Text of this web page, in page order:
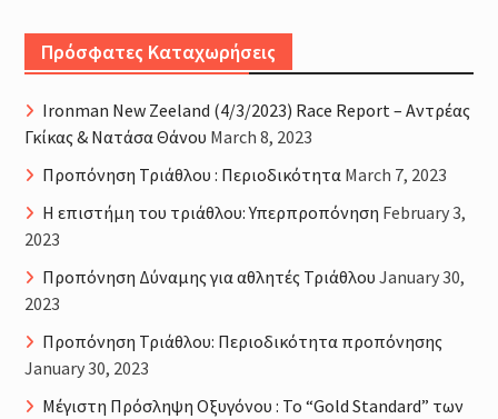
Πρόσφατες Καταχωρήσεις
Ironman New Zeeland (4/3/2023) Race Report – Αντρέας
Γκίκας & Νατάσα Θάνου March 8, 2023
Προπόνηση Τριάθλου : Περιοδικότητα March 7, 2023
H επιστήμη του τριάθλου: Υπερπροπόνηση February 3,
2023
Προπόνηση Δύναμης για αθλητές Τριάθλου January 30,
2023
Προπόνηση Τριάθλου: Περιοδικότητα προπόνησης
January 30, 2023
Μέγιστη Πρόσληψη Οξυγόνου : Το “Gold Standard” των